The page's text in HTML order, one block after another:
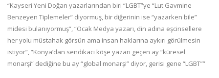
“Kayseri Yeni Doğan yazarlarından biri “LGBT”ye “Lut Gavmine
Benzeyen Tiplemeler” diyormuş, bir diğerinin ise “yazarken bile”
midesi bulanıyormuş”, “Ocak Medya yazarı, din adına eşcinsellere
her yolu müstahak görsün ama insan haklarına aykırı görülmesin
istiyor”, “Konya’dan sendikacı köşe yazarı geçen ay “küresel
monarşi” dediğine bu ay “global monarşi” diyor, gerisi gene “LGBT””